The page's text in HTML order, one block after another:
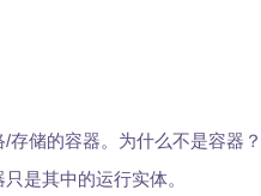
储的容器。为什么不是容器
是其中的运行实体。